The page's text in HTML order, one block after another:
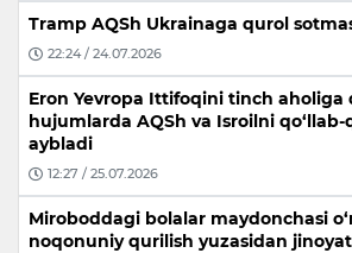
Tramp AQSh Ukrainaga qurol
22:24 / 24.07.2026
Eron Yevropa Ittifoqini tinch aholiga
hujumlarda AQSh va Isroilni
aybladi
12:27 / 25.07.2026
Miroboddagi bolalar maydonchasi
noqonuniy qurilish yuzasidan jinoyat